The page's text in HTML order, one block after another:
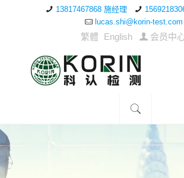
13817467868 施经理
lucas.shi@korin-test.com
繁體 English 会员中